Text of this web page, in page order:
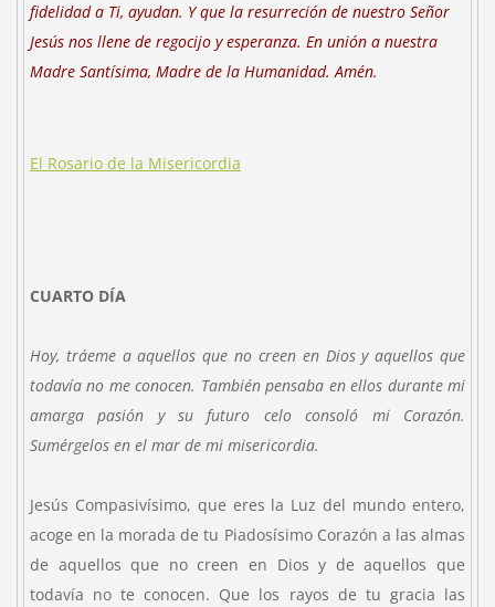
fidelidad a Ti, ayudan. Y que la resurreción de nuestro Señor
Jesús nos llene de regocijo y esperanza. En unión a nuestra
Madre Santísima, Madre de la Humanidad. Amén.
El Rosario de la Misericordia
CUARTO DÍA
Hoy, tráeme a aquellos que no creen en Dios y aquellos que
todavía no me conocen. También pensaba en ellos durante mi
amarga pasión y su futuro celo consoló mi Corazón.
Sumérgelos en el mar de mi misericordia.
Jesús Compasivísimo, que eres la Luz del mundo entero,
acoge en la morada de tu Piadosísimo Corazón a las almas
de aquellos que no creen en Dios y de aquellos que
todavía no te conocen. Que los rayos de tu gracia las